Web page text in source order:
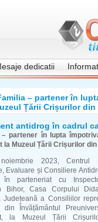
dedicatii
– partener în
Țării Crișurilor din
antidrog în cadrul
– partener în lupta
la Muzeul Țării Crișurilor
2023, Centrul
Evaluare și Consiliere
în parteneriat cu
Bihor, Casa Corpului
Județeană a Consiliilor
din Învățământul
la Muzeul Țării